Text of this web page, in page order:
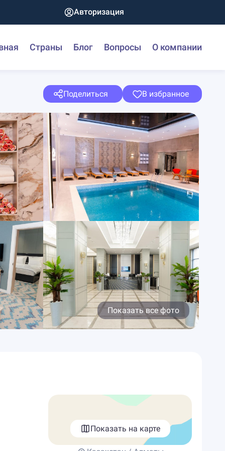
Авторизация
Страны Блог Вопросы О компании
Поделиться В избранное
Показать все фото
Показать на карте